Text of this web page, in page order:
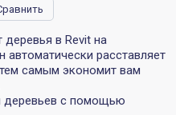
деревья в Revit на
расставляет
самым экономит вам
деревьев с помощью